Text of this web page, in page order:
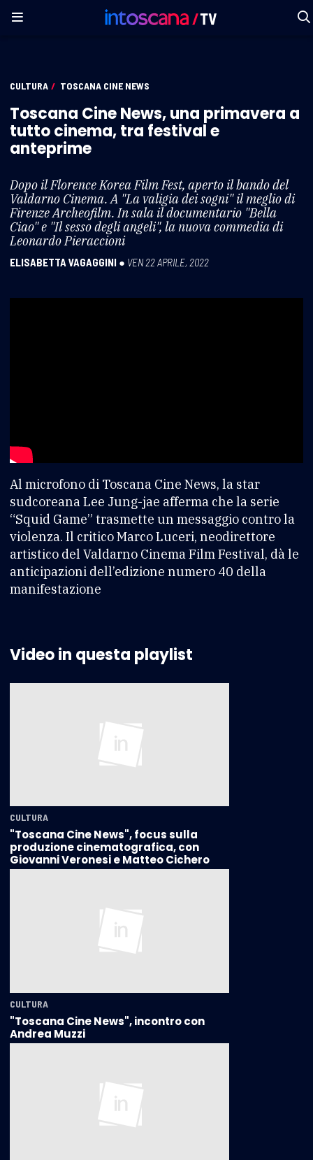
CULTURA / TOSCANA CINE NEWS
Toscana Cine News, una primavera a
tutto cinema, tra festival e
anteprime
Dopo il Florence Korea Film Fest, aperto il bando del
Valdarno Cinema. A "La valigia dei sogni" il meglio di
Firenze Archeofilm. In sala il documentario "Bella
Ciao" e "Il sesso degli angeli", la nuova commedia di
Leonardo Pieraccioni
ELISABETTA VAGAGGINI ● VEN 22 APRILE, 2022
Al microfono di Toscana Cine News, la star
sudcoreana Lee Jung-jae afferma che la serie
“Squid Game” trasmette un messaggio contro la
violenza. Il critico Marco Luceri, neodirettore
artistico del Valdarno Cinema Film Festival, dà le
anticipazioni dell’edizione numero 40 della
manifestazione
Video in questa playlist
CULTURA
"Toscana Cine News", focus sulla
produzione cinematografica, con
Giovanni Veronesi e Matteo Cichero
CULTURA
"Toscana Cine News", incontro con
Andrea Muzzi